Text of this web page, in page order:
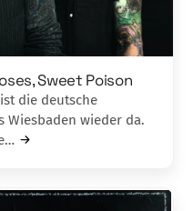
Sweet Poison
die deutsche
Wiesbaden wieder da.